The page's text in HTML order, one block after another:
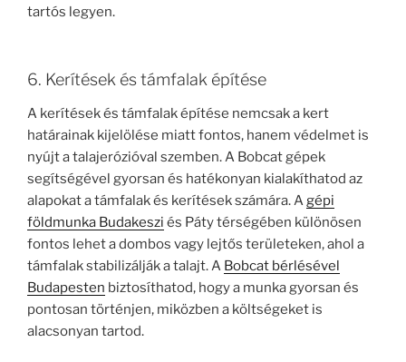
tartós legyen.
6. Kerítések és támfalak építése
A kerítések és támfalak építése nemcsak a kert
határainak kijelölése miatt fontos, hanem védelmet is
nyújt a talajerózióval szemben. A Bobcat gépek
segítségével gyorsan és hatékonyan kialakíthatod az
alapokat a támfalak és kerítések számára. Agépi
földmunka Budakeszi és Páty térségében különösen
fontos lehet a dombos vagy lejtős területeken, ahol a
támfalak stabilizálják a talajt. A Bobcat bérlésével
Budapesten biztosíthatod, hogy a munka gyorsan és
pontosan történjen, miközben a költségeket is
alacsonyan tartod.